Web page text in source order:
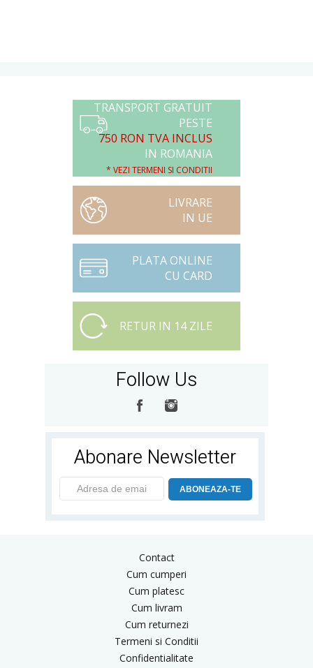
TRANSPORT GRATUIT
PESTE
750 RON TVA INCLUS
IN ROMANIA
* VEZI TERMENI SI CONDITII
LIVRARE
IN UE
PLATA ONLINE
CU CARD
RETUR IN 14 ZILE
Follow Us
Abonare Newsletter
ABONEAZA-TE
Contact
Cum cumperi
Cum platesc
Cum livram
Cum returnezi
Termeni si Conditii
Confidentialitate